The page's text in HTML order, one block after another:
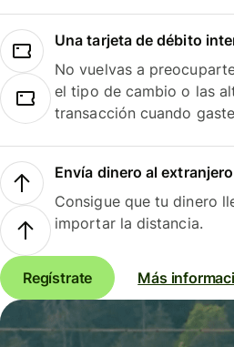
Una tarjeta de débito
No vuelvas a
el tipo de cambio o las
transacción cuando
Envía dinero al
Consigue que tu dinero
importar la distancia.
Regístrate Más